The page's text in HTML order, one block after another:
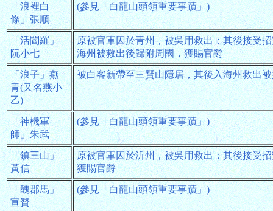
「浪裡白
條」張順
(參見「白龍山頭領重要事蹟」)
「活閻羅」
阮小七
原被官軍囚於青州，被吳用救出；其後接受
海州被救出後歸附周國，獲賜官爵
「浪子」燕
青(又名燕小
乙)
被白客新帶至三賢山隱居，其後入海州救出
「神機軍
師」朱武
(參見「白龍山頭領重要事蹟」)
「鎮三山」
黃信
原被官軍囚於沂州，被吳用救出；其後接受
獲賜官爵
「醜郡馬」
宣贊
(參見「白龍山頭領重要事蹟」)